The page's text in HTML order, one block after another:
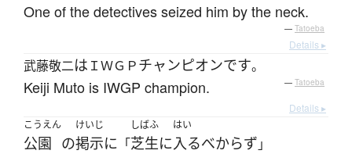
One of the detectives seized him by the neck.
— Tatoeba
Details ▸
武藤敬二は ＩＷＧＰチャンピオンです。
Keiji Muto is IWGP champion. — Tatoeba
Details ▸
こうえん
公園 の
けいじ
掲示に 「
しばふ
芝生に
はい
入るべからず 」